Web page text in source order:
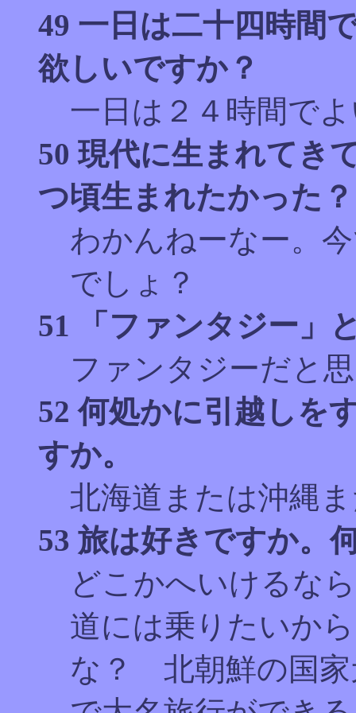
49 一日は二十四時間
欲しいですか？
一日は２４時間で
50 現代に生まれてき
つ頃生まれたかった
わかんねーなー。
でしょ？
51 「ファンタジー」
ファンタジーだと
52 何処かに引越しを
すか。
北海道または沖縄
53 旅は好きですか。
どこかへいけるな
道には乗りたいか
な？ 北朝鮮の国家